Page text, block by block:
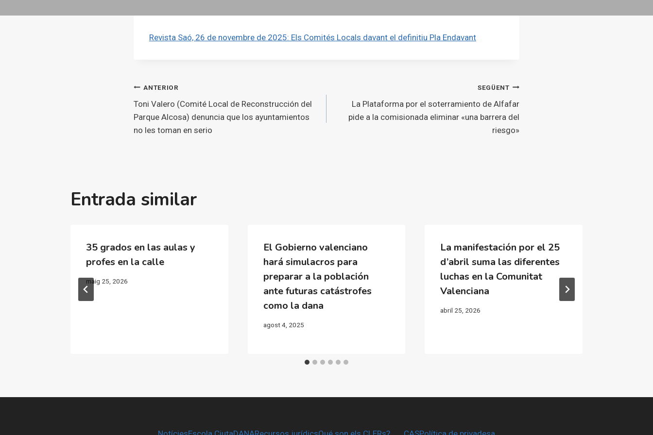
Revista Saó, 26 de novembre de 2025: Els Comités Locals davant el definitiu Pla Endavant
Navegació
d'entrades
ANTERIOR
Toni Valero (Comité Local de Reconstrucción del
Parque Alcosa) denuncia que los ayuntamientos
no les toman en serio
SEGÜENT
La Plataforma por el soterramiento de Alfafar
pide a la comisionada eliminar «una barrera del
riesgo»
Entrada similar
35 grados en las aulas y
profes en la calle
maig 25, 2026
El Gobierno valenciano
hará simulacros para
preparar a la población
ante futuras catástrofes
como la dana
agost 4, 2025
La manifestación por el 25
d’abril suma las diferentes
luchas en la Comunitat
Valenciana
abril 25, 2026